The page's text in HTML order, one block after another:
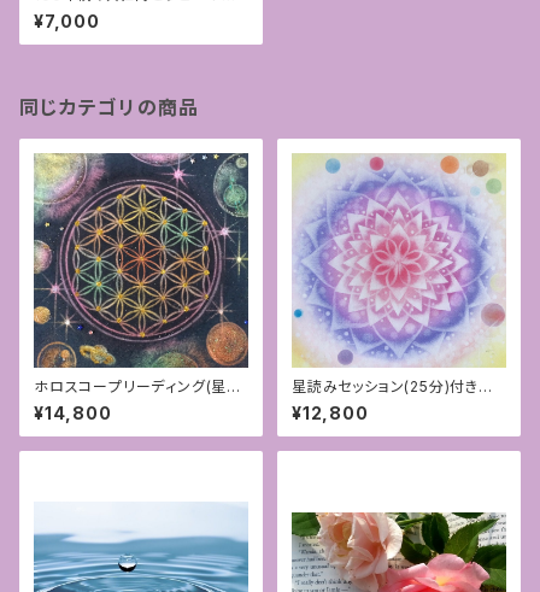
ロマハンドFAB®︎対面セラピー
[福岡]〜②変容・覚醒〜
¥7,000
同じカテゴリの商品
ホロスコープリーディング(星読
み)25分付きオリジナルフラワー
オブライフアート
¥14,800
星読みセッション(25分)付きオリ
ジナルホロスコープマンダラア
ート
¥12,800